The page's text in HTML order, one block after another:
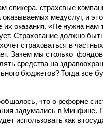
спикера, страховые
оказываемых медуслуг, и
их оказания. «Не нужна нам
Страхование должно
страховаться в
Зачем мы столько
средства на
бюджетов? Тогда все
что о реформе
задумались в Минфине.
использовать как в